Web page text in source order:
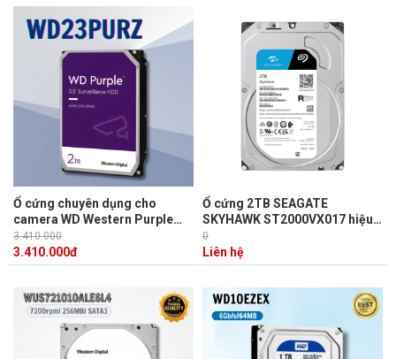
Ổ cứng chuyên dụng cho
camera WD Western Purple
WD23PURZ 2TB, SATA 3, vòng
quay 5400RPM
3.410.000
3.410.000đ
Ổ cứng 2TB SEAGATE
SKYHAWK ST2000VX017 hiệu
năng 180MB/s, Cache 256MB
0
Liên hệ